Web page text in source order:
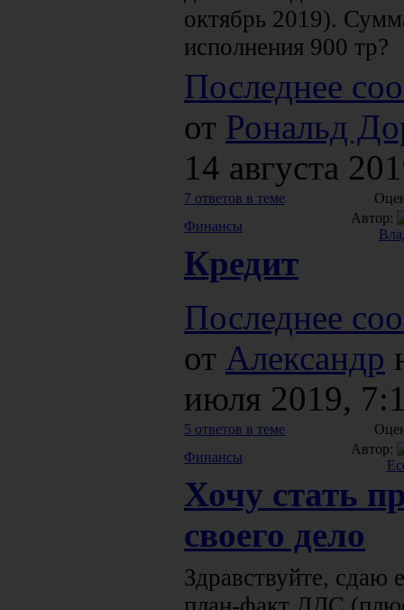
октябрь 2019).
исполнения 900 тр?
Последнее
от Рональд
14 августа
7 ответов в теме
Финансы
Автор:
Кредит
Последнее
от Александр
июля 2019,
5 ответов в теме
Финансы
Автор:
Хочу стать
своего дело
Здравствуйте, сдаю